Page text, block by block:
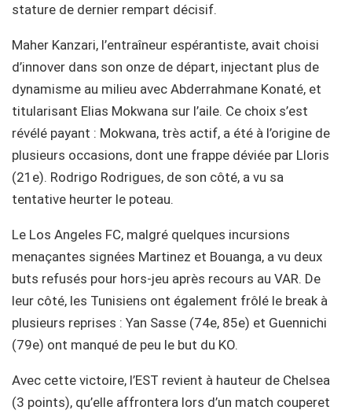
stature de dernier rempart décisif.
Maher Kanzari, l’entraîneur espérantiste, avait choisi
d’innover dans son onze de départ, injectant plus de
dynamisme au milieu avec Abderrahmane Konaté, et
titularisant Elias Mokwana sur l’aile. Ce choix s’est
révélé payant : Mokwana, très actif, a été à l’origine de
plusieurs occasions, dont une frappe déviée par Lloris
(21e). Rodrigo Rodrigues, de son côté, a vu sa
tentative heurter le poteau.
Le Los Angeles FC, malgré quelques incursions
menaçantes signées Martinez et Bouanga, a vu deux
buts refusés pour hors-jeu après recours au VAR. De
leur côté, les Tunisiens ont également frôlé le break à
plusieurs reprises : Yan Sasse (74e, 85e) et Guennichi
(79e) ont manqué de peu le but du KO.
Avec cette victoire, l’EST revient à hauteur de Chelsea
(3 points), qu’elle affrontera lors d’un match couperet